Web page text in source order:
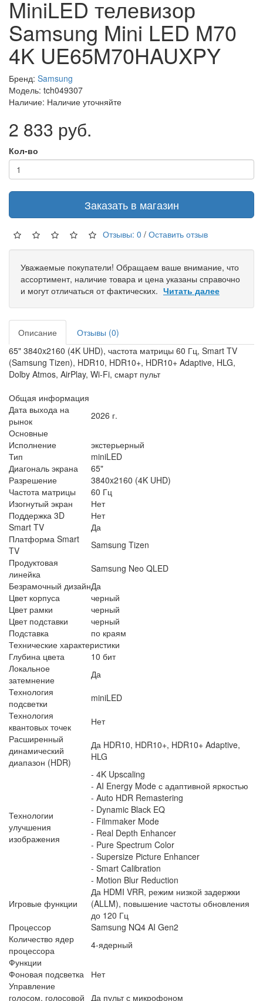
MiniLED телевизор
Samsung Mini LED M70
4K UE65M70HAUXPY
Бренд: Samsung
Модель: tch049307
Наличие: Наличие уточняйте
2 833 руб.
Кол-во
Заказать в магазин
Отзывы: 0 / Оставить отзыв
Уважаемые покупатели! Обращаем ваше внимание, что
ассортимент, наличие товара и цена указаны справочно
и могут отличаться от фактических. Читать далее
Описание
Отзывы (0)
65" 3840x2160 (4K UHD), частота матрицы 60 Гц, Smart TV
(Samsung Tizen), HDR10, HDR10+, HDR10+ Adaptive, HLG,
Dolby Atmos, AirPlay, Wi-Fi, смарт пульт
Общая информация
Дата выхода на
рынок
2026 г.
Основные
Исполнение
экстерьерный
Тип
miniLED
Диагональ экрана
65"
Разрешение
3840x2160 (4K UHD)
Частота матрицы
60 Гц
Изогнутый экран
Нет
Поддержка 3D
Нет
Smart TV
Да
Платформа Smart
TV
Samsung Tizen
Продуктовая
линейка
Samsung Neo QLED
Безрамочный дизайнДа
Цвет корпуса
черный
Цвет рамки
черный
Цвет подставки
черный
Подставка
по краям
Технические характеристики
Глубина цвета
10 бит
Локальное
затемнение
Да
Технология
подсветки
miniLED
Технология
квантовых точек
Нет
Расширенный
динамический
диапазон (HDR)
Да HDR10, HDR10+, HDR10+ Adaptive,
HLG
Технологии
улучшения
изображения
- 4K Upscaling
- AI Energy Mode с адаптивной яркостью
- Auto HDR Remastering
- Dynamic Black EQ
- Filmmaker Mode
- Real Depth Enhancer
- Pure Spectrum Color
- Supersize Picture Enhancer
- Smart Calibration
- Motion Blur Reduction
Игровые функции
Да HDMI VRR, режим низкой задержки
(ALLM), повышение частоты обновления
до 120 Гц
Процессор
Samsung NQ4 AI Gen2
Количество ядер
процессора
4-ядерный
Функции
Фоновая подсветка
Нет
Управление
голосом, голосовой
Да пульт с микрофоном